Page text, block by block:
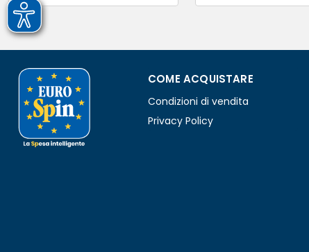
COME ACQUISTARE
Condizioni di vendita
Privacy Policy